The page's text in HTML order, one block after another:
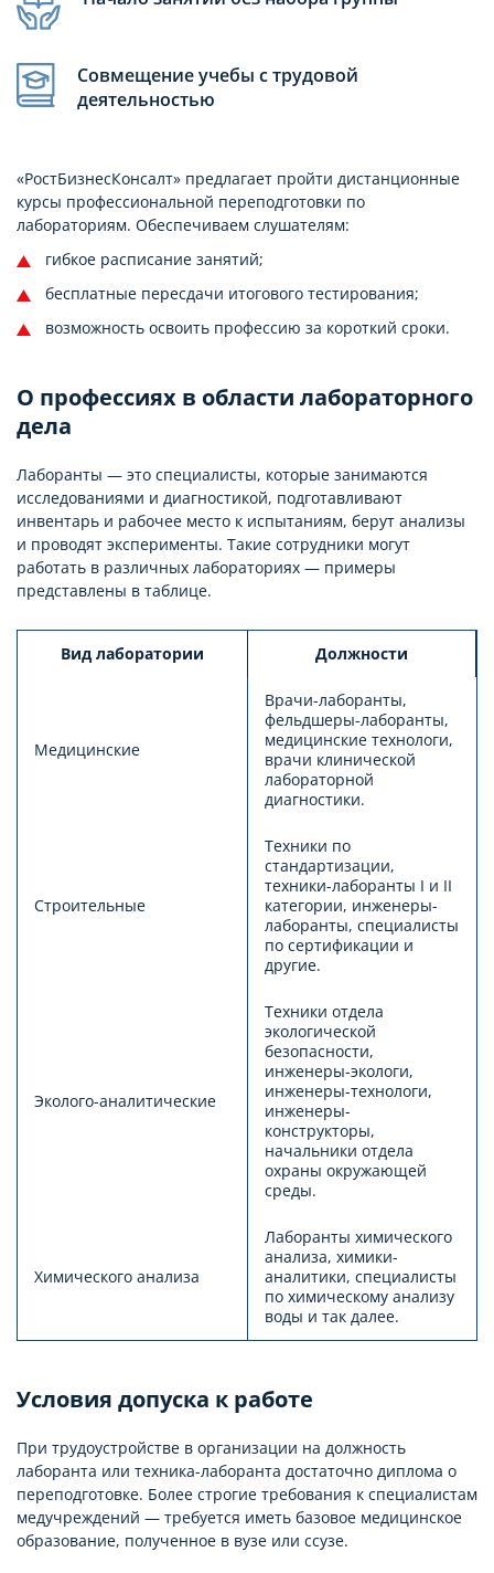
Совмещение учебы с трудовой
деятельностью
«РостБизнесКонсалт» предлагает пройти дистанционные
курсы профессиональной переподготовки по
лабораториям. Обеспечиваем слушателям:
гибкое расписание занятий;
бесплатные пересдачи итогового тестирования;
возможность освоить профессию за короткий сроки.
О профессиях в области лабораторного
дела
Лаборанты — это специалисты, которые занимаются
исследованиями и диагностикой, подготавливают
инвентарь и рабочее место к испытаниям, берут анализы
и проводят эксперименты. Такие сотрудники могут
работать в различных лабораториях — примеры
представлены в таблице.
Вид лаборатории Должности
Медицинские
Врачи-лаборанты,
фельдшеры-лаборанты,
медицинские технологи,
врачи клинической
лабораторной
диагностики.
Строительные
Техники по
стандартизации,
техники-лаборанты I и II
категории, инженеры-
лаборанты, специалисты
по сертификации и
другие.
Эколого-аналитические
Техники отдела
экологической
безопасности,
инженеры-экологи,
инженеры-технологи,
инженеры-
конструкторы,
начальники отдела
охраны окружающей
среды.
Химического анализа
Лаборанты химического
анализа, химики-
аналитики, специалисты
по химическому анализу
воды и так далее.
Условия допуска к работе
При трудоустройстве в организации на должность
лаборанта или техника-лаборанта достаточно диплома о
переподготовке. Более строгие требования к специалистам
медучреждений — требуется иметь базовое медицинское
образование, полученное в вузе или ссузе.